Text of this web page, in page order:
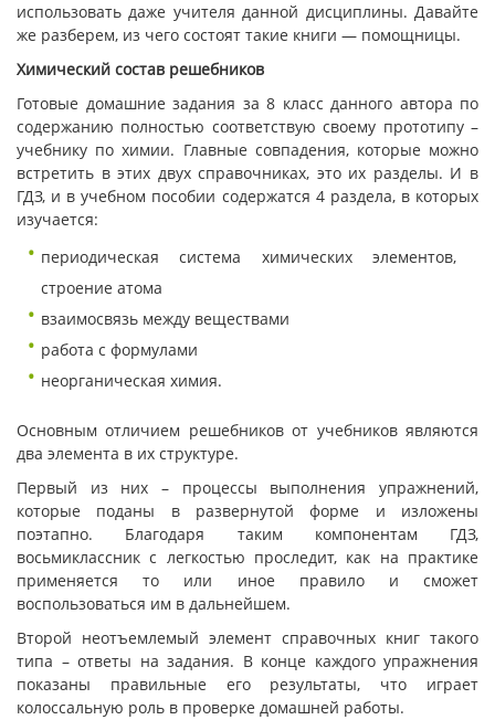
использовать даже учителя данной дисциплины. Давайте
же разберем, из чего состоят такие книги — помощницы.
Химический состав решебников
Готовые домашние задания за 8 класс данного автора по
содержанию полностью соответствую своему прототипу –
учебнику по химии. Главные совпадения, которые можно
встретить в этих двух справочниках, это их разделы. И в
ГДЗ, и в учебном пособии содержатся 4 раздела, в которых
изучается:
периодическая система химических элементов,
строение атома
взаимосвязь между веществами
работа с формулами
неорганическая химия.
Основным отличием решебников от учебников являются
два элемента в их структуре.
Первый из них – процессы выполнения упражнений,
которые поданы в развернутой форме и изложены
поэтапно. Благодаря таким компонентам ГДЗ,
восьмиклассник с легкостью проследит, как на практике
применяется то или иное правило и сможет
воспользоваться им в дальнейшем.
Второй неотъемлемый элемент справочных книг такого
типа – ответы на задания. В конце каждого упражнения
показаны правильные его результаты, что играет
колоссальную роль в проверке домашней работы.